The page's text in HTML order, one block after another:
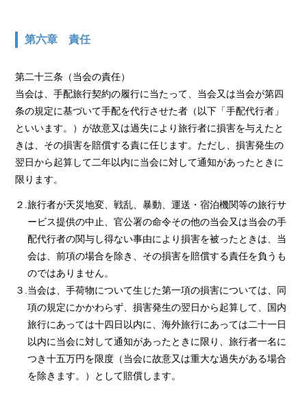
第六章 責任
第二十三条（当会の責任）
当会は、手配旅行契約の履行に当たって、当会又は当会が第四
条の規定に基づいて手配を代行させた者（以下「手配代行者」
といいます。）が故意又は過失により旅行者に損害を与えたと
きは、その損害を賠償する責に任じます。ただし、損害発生の
翌日から起算して二年以内に当会に対して通知があったときに
限ります。
２.旅行者が天災地変、戦乱、暴動、運送・宿泊機関等の旅行サ
ービス提供の中止、官公署の命令その他の当会又は当会の手
配代行者の関与し得ない事由により損害を被ったときは、当
会は、前項の場合を除き、その損害を賠償する責任を負うも
のではありません。
３.当会は、手荷物について生じた第一項の損害については、同
項の規定にかかわらず、損害発生の翌日から起算して、国内
旅行にあっては十四日以内に、海外旅行にあっては二十一日
以内に当会に対して通知があったときに限り、旅行者一名に
つき十五万円を限度（当会に故意又は重大な過失がある場合
を除きます。）として賠償します。